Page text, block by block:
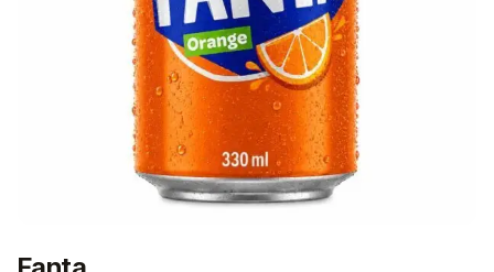
+48 575 907 505
UK RU